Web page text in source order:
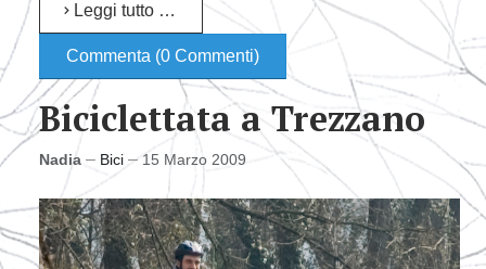
Leggi tutto …
Commenta (0 Commenti)
Biciclettata a Trezzano
Nadia Bici 15 Marzo 2009